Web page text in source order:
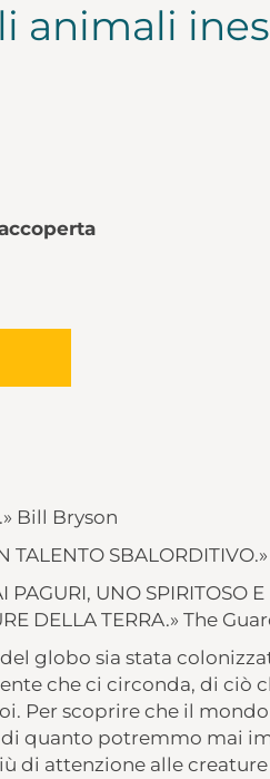
animali
Bill Bryson
TALENTO
PAGURI, UNO SPIRITOSO
DELLA TERRA.» The
globo sia stata
che ci circonda, di ciò
Per scoprire che il
quanto potremmo mai
di attenzione alle